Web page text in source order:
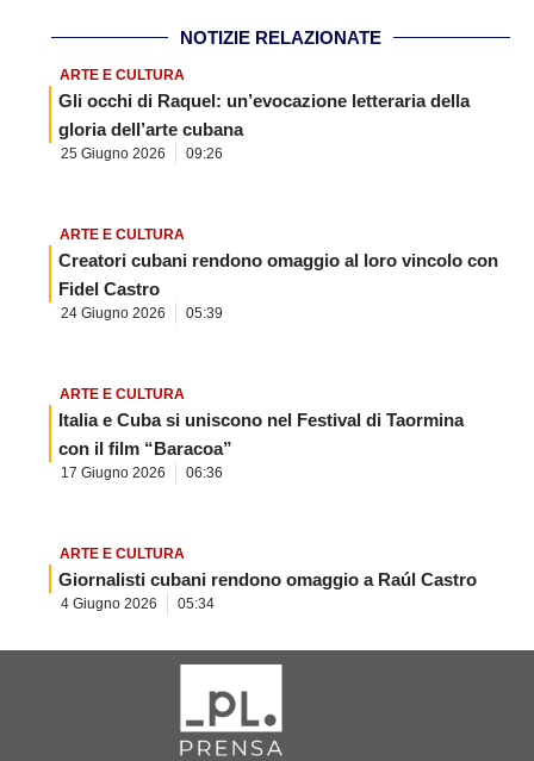
NOTIZIE RELAZIONATE
ARTE E CULTURA
Gli occhi di Raquel: un’evocazione letteraria della
gloria dell’arte cubana
25 Giugno 2026 09:26
ARTE E CULTURA
Creatori cubani rendono omaggio al loro vincolo con
Fidel Castro
24 Giugno 2026 05:39
ARTE E CULTURA
Italia e Cuba si uniscono nel Festival di Taormina
con il film “Baracoa”
17 Giugno 2026 06:36
ARTE E CULTURA
Giornalisti cubani rendono omaggio a Raúl Castro
4 Giugno 2026 05:34